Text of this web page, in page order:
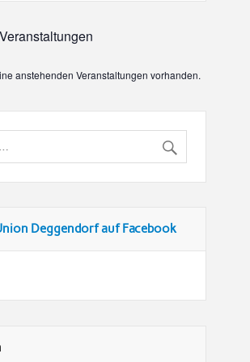
anstehenden Veranstaltungen vorhanden.
Deggendorf auf Facebook